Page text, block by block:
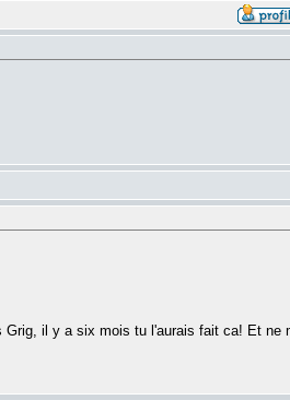
il y a six mois tu l'aurais fait ca! Et